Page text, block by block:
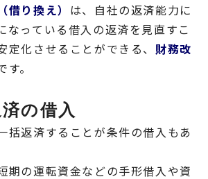
借り換え） は、自社の返済能力に
なっている借入の返済を見直すこ
定化させることができる、 財務改
す。
の借入
括返済することが条件の借入もあ
期の運転資金などの手形借入や資